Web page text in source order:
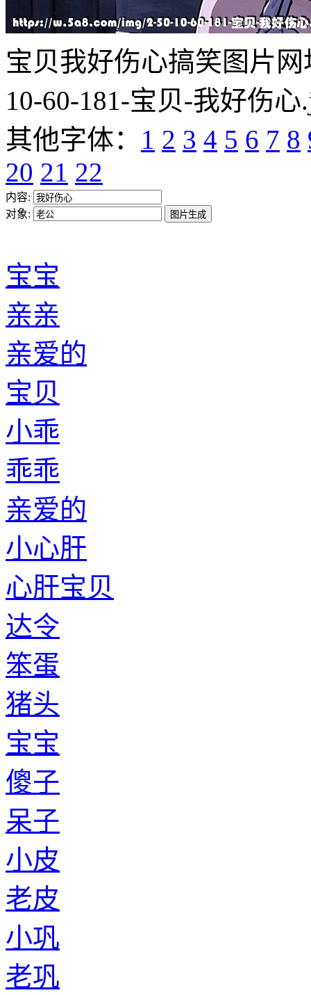
宝贝我好伤心搞笑图片网
10-60-181-宝贝-我好伤心
其他字体： 1 2 3 4 5 6 7 8
20 21 22
内容:
对象:
宝宝
亲亲
亲爱的
宝贝
小乖
乖乖
亲爱的
小心肝
心肝宝贝
达令
笨蛋
猪头
宝宝
傻子
呆子
小皮
老皮
小巩
老巩